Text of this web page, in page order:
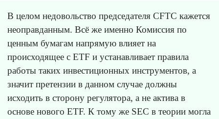
В целом недовольство председателя CFTC кажется
неоправданным. Всё же именно Комиссия по
ценным бумагам напрямую влияет на
происходящее с ETF и устанавливает правила
работы таких инвестиционных инструментов, а
значит претензии в данном случае должны
исходить в сторону регулятора, а не актива в
основе нового ETF. К тому же SEC в теории могла